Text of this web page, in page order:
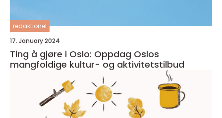
redaktionel
17. January 2024
Ting å gjøre i Oslo: Oppdag Oslos
mangfoldige kultur- og aktivitetstilbud